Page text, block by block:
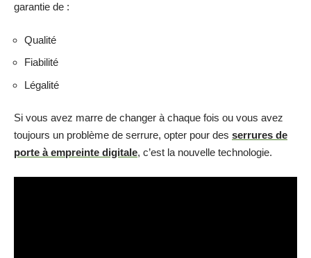
garantie de :
Qualité
Fiabilité
Légalité
Si vous avez marre de changer à chaque fois ou vous avez
toujours un problème de serrure, opter pour des serrures de
porte à empreinte digitale, c’est la nouvelle technologie.